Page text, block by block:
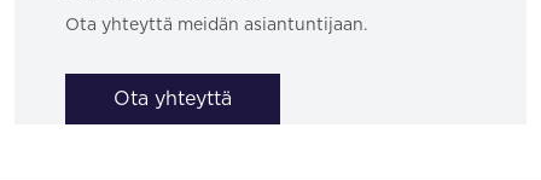
Ota yhteyttä meidän asiantuntijaan.
Ota yhteyttä